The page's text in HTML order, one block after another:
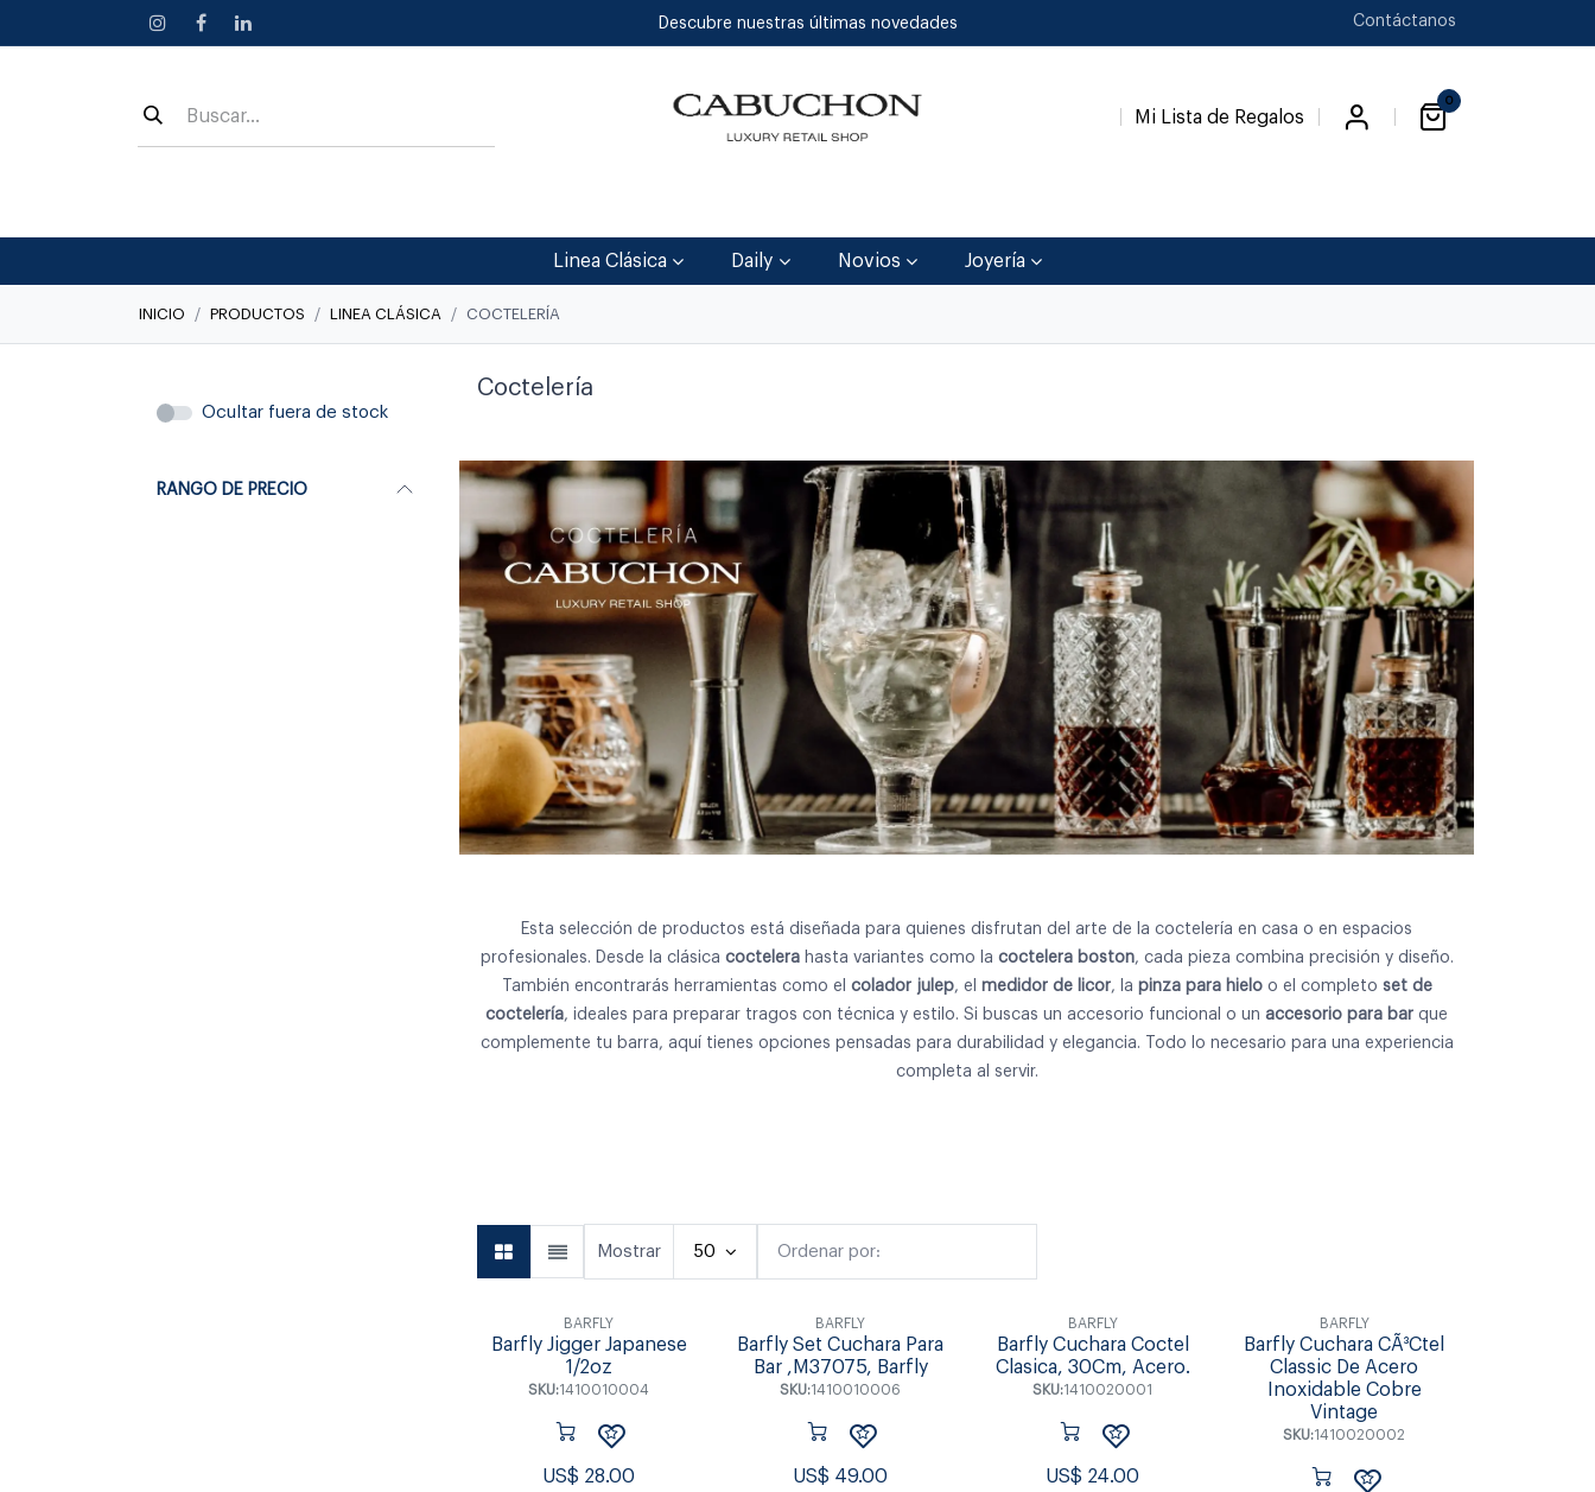
Descubre nuestras últimas novedades Contáctanos
Mi Lista de Regalos
0
Linea Clásica Daily Novios Joyería
INICIO PRODUCTOS LINEA CLÁSICA COCTELERÍA
Ocultar fuera de stock
RANGO DE PRECIO
Coctelería
Esta selección de productos está diseñada para quienes disfrutan del arte de la coctelería en casa o en espacios
profesionales. Desde la clásica coctelerahasta variantes como la coctelera boston, cada pieza combina precisión y diseño.
También encontrarás herramientas como el colador julep, el medidor de licor, la pinza para hieloo el completo set de
coctelería, ideales para preparar tragos con técnica y estilo. Si buscas un accesorio funcional o un accesorio para bar que
complemente tu barra, aquí tienes opciones pensadas para durabilidad y elegancia. Todo lo necesario para una experiencia
completa al servir.
Ordenar por:
Mostrar 50
BARFLY
Barfly Jigger Japanese
1/2oz
SKU:1410010004
US$ 28.00
BARFLY
Barfly Set Cuchara Para
Bar ,M37075, Barfly
SKU:1410010006
US$ 49.00
BARFLY
Barfly Cuchara Coctel
Clasica, 30Cm, Acero.
SKU:1410020001
US$ 24.00
BARFLY
Barfly Cuchara CÃ³Ctel
Classic De Acero
Inoxidable Cobre
Vintage
SKU:1410020002